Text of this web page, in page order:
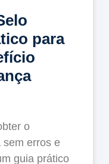
para
o
sem erros e
guia prático